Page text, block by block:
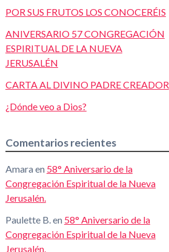
POR SUS FRUTOS LOS CONOCERÉIS
ANIVERSARIO 57 CONGREGACIÓN
ESPIRITUAL DE LA NUEVA
JERUSALÉN
CARTA AL DIVINO PADRE CREADOR
¿Dónde veo a Dios?
Comentarios recientes
Amara en 58° Aniversario de la
Congregación Espiritual de la Nueva
Jerusalén.
Paulette B.en 58° Aniversario de la
Congregación Espiritual de la Nueva
Jerusalén.